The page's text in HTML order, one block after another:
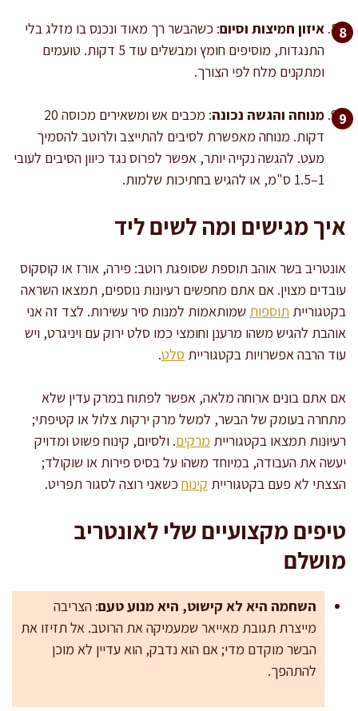
איזון חמיצות וסיום: כשהבשר רך מאוד ונכנס בו מזלג בלי
התנגדות, מוסיפים חומץ ומבשלים עוד 5 דקות. טועמים
ומתקנים מלח לפי הצורך.
מנוחה והגשה נכונה
: מכבים אש ומשאירים מכוסה 20
דקות. מנוחה מאפשרת לסיבים להתייצב ולרוטב להסמיך
מעט. להגשה נקייה יותר, אפשר לפרוס נגד כיוון הסיבים לעובי
1–1.5 ס"מ, או להגיש בחתיכות שלמות.
איך מגישים ומה לשים ליד
אונטריב בשר אוהב תוספת שסופגת רוטב: פירה, אורז או קוסקוס
עובדים מצוין. אם אתם מחפשים רעיונות נוספים, תמצאו השראה
בקטגוריית תוספות שמותאמות למנות סיר עשירות. לצד זה אני
אוהבת להגיש משהו מרענן וחומצי כמו סלט ירוק עם ויניגרט, ויש
עוד הרבה אפשרויות בקטגוריית סלט.
אם אתם בונים ארוחה מלאה, אפשר לפתוח במרק עדין שלא
מתחרה בעומק של הבשר, למשל מרק ירקות צלול או קטיפתי;
רעיונות תמצאו בקטגוריית מרקים. ולסיום, קינוח פשוט ומדויק
יעשה את העבודה, במיוחד משהו על בסיס פירות או שוקולד;
הצצתי לא פעם בקטגוריית קינוח כשאני רוצה לסגור תפריט.
טיפים מקצועיים שלי לאונטריב
מושלם
השחמה היא לא קישוט, היא מנוע טעם: הצריבה
מייצרת תגובת מאייאר שמעמיקה את הרוטב. אל תזיזו את
הבשר מוקדם מדי; אם הוא נדבק, הוא עדיין לא מוכן
להתהפך.